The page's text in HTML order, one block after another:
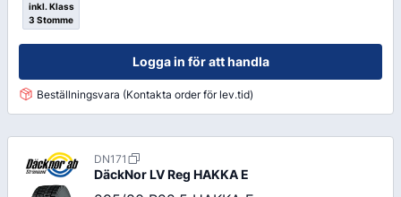
inkl. Klass
3 Stomme
Logga in för att handla
Beställningsvara (Kontakta order för lev.tid)
DN171
DäckNor LV Reg HAKKA E